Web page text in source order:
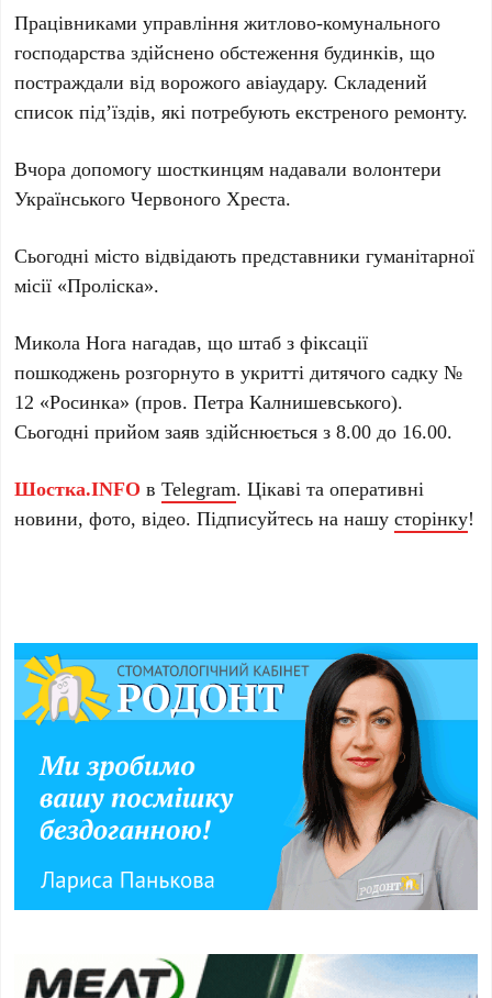
Працівниками управління житлово-комунального
господарства здійснено обстеження будинків, що
постраждали від ворожого авіаудару. Складений
список під’їздів, які потребують екстреного ремонту.
Вчора допомогу шосткинцям надавали волонтери
Українського Червоного Хреста.
Сьогодні місто відвідають представники гуманітарної
місії «Проліска».
Микола Нога нагадав, що штаб з фіксації
пошкоджень розгорнуто в укритті дитячого садку №
12 «Росинка» (пров. Петра Калнишевського).
Сьогодні прийом заяв здійснюється з 8.00 до 16.00.
Шостка.INFO вTelegram. Цікаві та оперативні
новини, фото, відео. Підписуйтесь на нашусторінку!